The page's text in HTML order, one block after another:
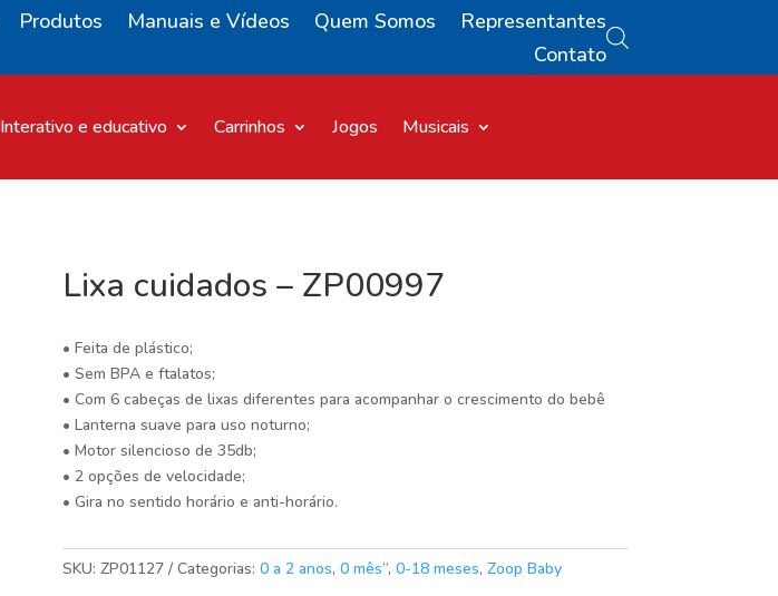
Produtos Manuais e Vídeos Quem Somos
Representantes
Contato
Interativo e educativo Carrinhos Jogos Musicais
Lixa cuidados – ZP00997
• Feita de plástico;
• Sem BPA e ftalatos;
• Com 6 cabeças de lixas diferentes para acompanhar o crescimento do bebê
• Lanterna suave para uso noturno;
• Motor silencioso de 35db;
• 2 opções de velocidade;
• Gira no sentido horário e anti-horário.
SKU: ZP01127 Categorias: 0 a 2 anos, 0 mês”, 0-18 meses, Zoop Baby